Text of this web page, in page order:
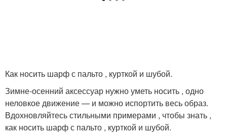
Как носить шарф с пальто , курткой и шубой.
Зимне-осенний аксессуар нужно уметь носить , одно
неловкое движение — и можно испортить весь образ.
Вдохновляйтесь стильными примерами , чтобы знать ,
как носить шарф с пальто , курткой и шубой.